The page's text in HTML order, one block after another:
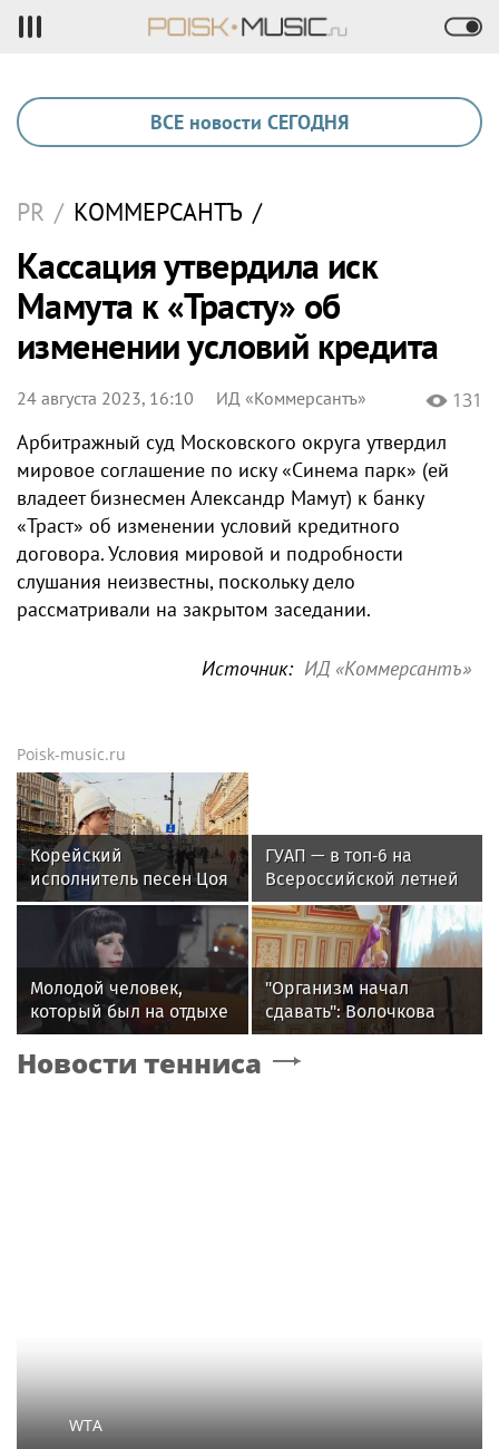
ВСЕ новости СЕГОДНЯ
PR / КОММЕРСАНТЪ /
Кассация утвердила иск
Мамута к «Трасту» об
изменении условий кредита
24 августа 2023, 16:10 ИД «Коммерсантъ» 131
Арбитражный суд Московского округа утвердил
мировое соглашение по иску «Синема парк» (ей
владеет бизнесмен Александр Мамут) к банку
«Траст» об изменении условий кредитного
договора. Условия мировой и подробности
слушания неизвестны, поскольку дело
рассматривали на закрытом заседании.
Источник: ИД «Коммерсантъ»
Poisk-music.ru
Корейский
исполнитель песен Цоя
Сон Вон Соп захотел
пожить в Нижнем
Новгороде
ГУАП — в топ‑6 на
Всероссийской летней
Универсиаде по
спортивному
ориентированию
Молодой человек,
который был на отдыхе
с Агузаровой, опроверг
роман с певицей
"Организм начал
сдавать": Волочкова
раскрыла причину
отсутствия фотографий
Новости тенниса
WTA